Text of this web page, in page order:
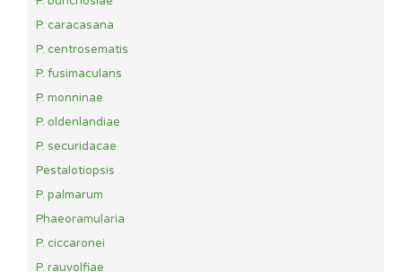
P. caracasana
P. centrosematis
P. fusimaculans
P. monninae
P. oldenlandiae
P. securidacae
Pestalotiopsis
P. palmarum
Phaeoramularia
P. ciccaronei
P. rauvolfiae